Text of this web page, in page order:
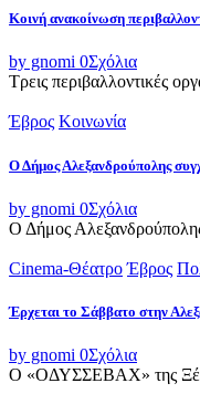
Κοινή ανακοίνωση
by gnomi 0Σχόλια
Τρεις περιβαλλοντικές
Έβρος Κοινωνία
Ο Δήμος Αλεξανδρούπολης
by gnomi 0Σχόλια
Ο Δήμος
Cinema-Θέατρο Έβρος
Έρχεται το Σάββατο στην
by gnomi 0Σχόλια
Ο «ΟΔΥΣΣΕΒΑΧ» της